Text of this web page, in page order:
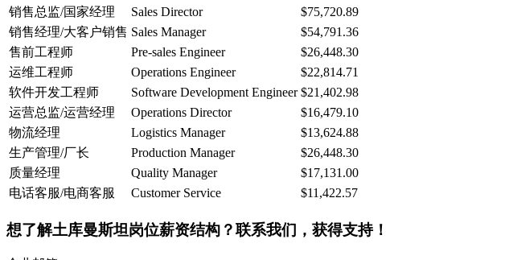
销售总监/国家经理
Sales Director
$75,720.89
销售经理/大客户销售 Sales Manager
$54,791.36
售前工程师
Pre-sales Engineer
$26,448.30
运维工程师
Operations Engineer
$22,814.71
软件开发工程师
Software Development Engineer $21,402.98
运营总监/运营经理
Operations Director
$16,479.10
物流经理
Logistics Manager
$13,624.88
生产管理/厂长
Production Manager
$26,448.30
质量经理
Quality Manager
$17,131.00
电话客服/电商客服
Customer Service $11,422.57
想了解土库曼斯坦岗位薪资结构？联系我们，获得支持！